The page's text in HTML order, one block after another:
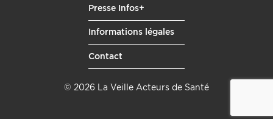
Presse Infos+
Informations légales
Contact
© 2026 La Veille Acteurs de Santé